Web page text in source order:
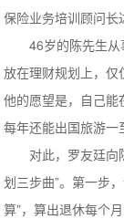
保险业务培训顾问长
46岁的陈先生
放在理财规划上，仅
他的愿望是，自己能
每年还能出国旅游一
对此，罗友廷向
划三步曲”。第一步
算”，算出退休每个